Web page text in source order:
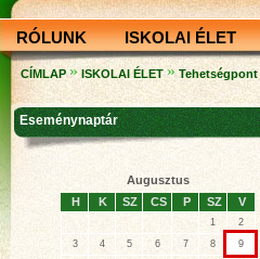
RÓLUNK ISKOLAI ÉLET
CÍMLAP » ISKOLAI ÉLET » Tehetségpont
Eseménynaptár
Augusztus
H
K SZ CS P SZ V
1
2
3
4 5 6 7 8
9